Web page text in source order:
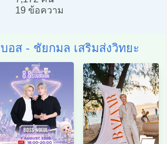
19 ข้อความ
บอส - ชัยกมล เสริมส่งวิทยะ